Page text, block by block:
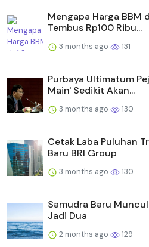
Mengapa Harga BBM
Tembus Rp100 Ribu...
3 months ago 131
Purbaya Ultimatum
Main' Sedikit Akan...
3 months ago 130
Cetak Laba Puluhan
Baru BRI Group
3 months ago 130
Samudra Baru
Jadi Dua
2 months ago 129